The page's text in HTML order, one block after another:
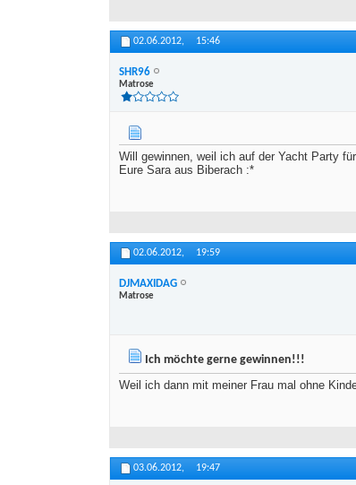
02.06.2012, 15:46
SHR96
Matrose
Will gewinnen, weil ich auf der Yacht Party
Eure Sara aus Biberach :*
02.06.2012, 19:59
DJMAXIDAG
Matrose
Ich möchte gerne gewinnen!!!
Weil ich dann mit meiner Frau mal ohne
03.06.2012, 19:47